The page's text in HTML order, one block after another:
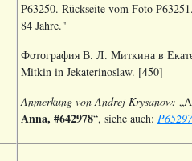
P63250. Rückseite vom Foto
84 Jahre."
Фотография В. Л. Миткина в
Mitkin in Jekaterinoslaw. [450]
Anmerkung von Andrej Krysanow:
Anna, #642978“, siehe auch: